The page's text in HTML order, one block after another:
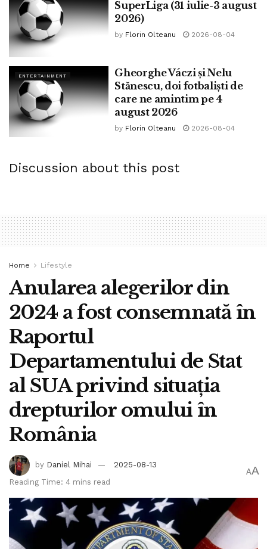
SuperLiga (31 iulie-3 august
2026)
by Florin Olteanu 2026-08-04
ENTERTAINMENT
Gheorghe Váczi și Nelu
Stănescu, doi fotbaliști de
care ne amintim pe 4
august 2026
by Florin Olteanu 2026-08-04
Discussion about this post
Home Lifestyle
Anularea alegerilor din
2024 a fost consemnată în
Raportul
Departamentului de Stat
al SUA privind situaţia
drepturilor omului în
România
by Daniel Mihai
2025-08-13
Reading Time: 4 mins read
AA